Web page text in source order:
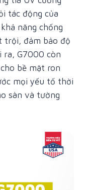
tác động của
năng chống
trội, đảm bảo độ
ra, G7000 còn
bề mặt ron
mọi yếu tố thời
sàn và tường